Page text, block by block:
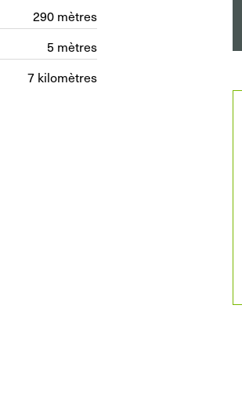
290 mètres
5 mètres
7 kilomètres